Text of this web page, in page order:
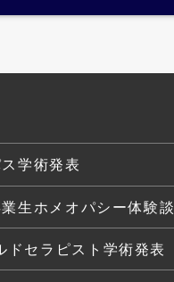
学術発表
生ホメオパシー体験談
ドセラピスト学術発表